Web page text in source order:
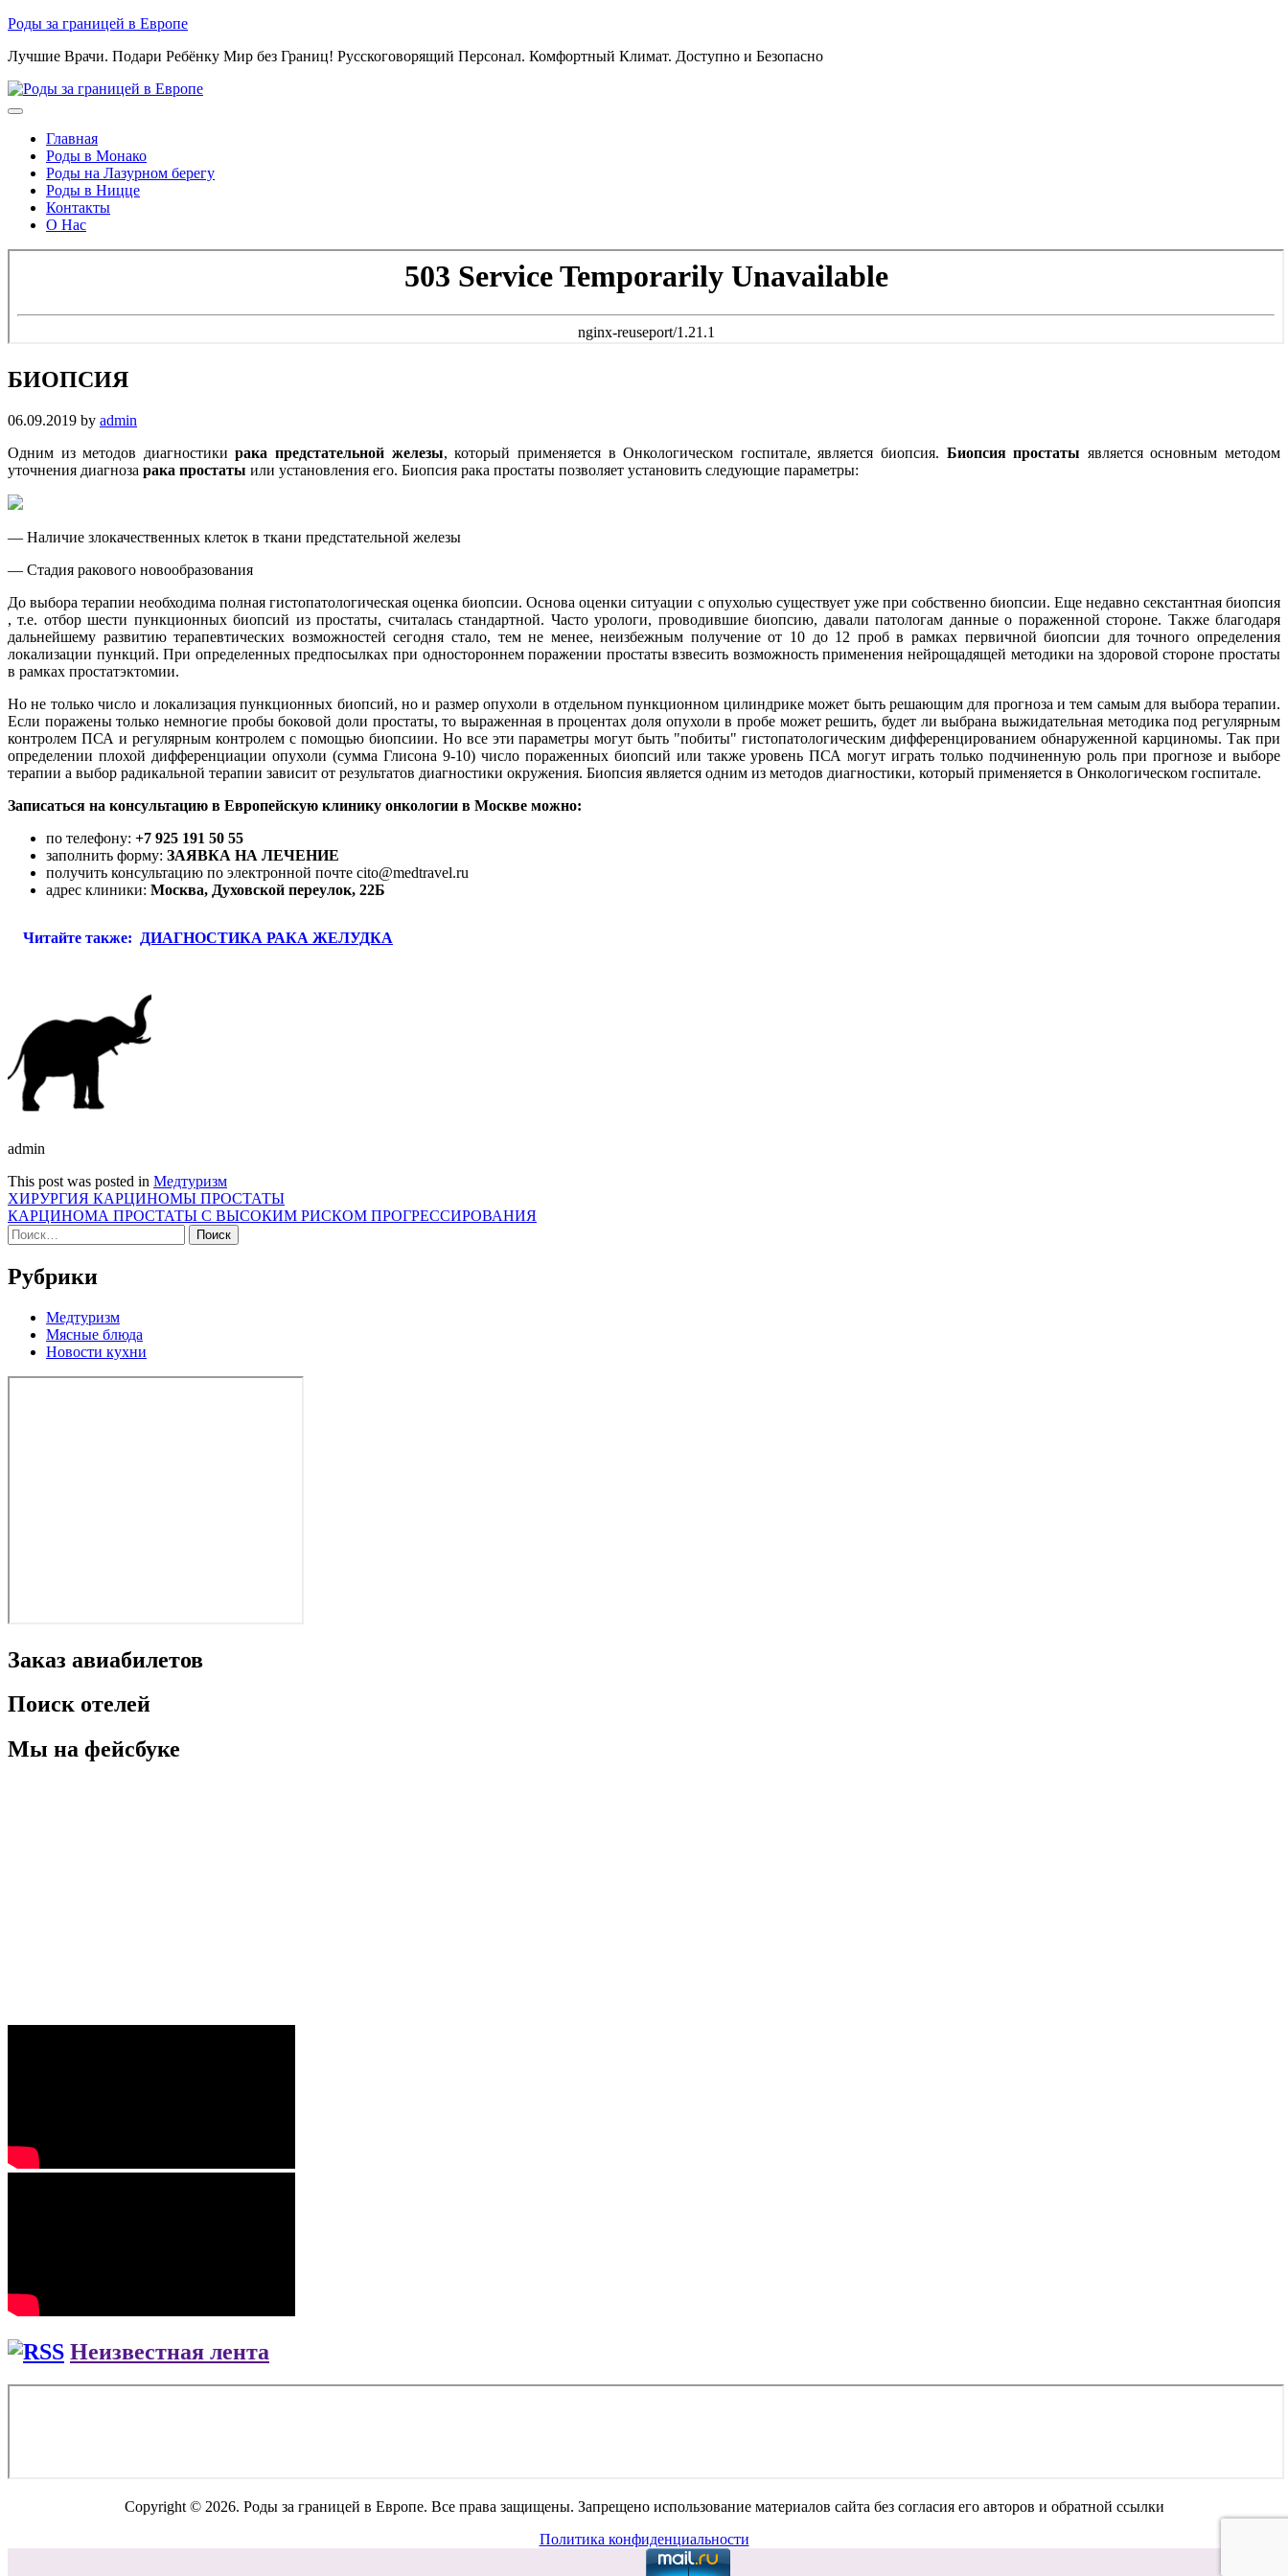
Skip
content
Роды за границей в Европе
Лучшие Врачи. Подари Ребёнку Мир без Границ! Русскоговорящий Персонал. Комфортный Климат. Доступно и Безопасно
Главная
Роды в Монако
Роды на Лазурном берегу
Роды в Ницце
Контакты
О Нас
БИОПСИЯ
06.09.2019 by admin
Одним из методов диагностики рака предстательной железы, который применяется в Онкологическом госпитале, является биопсия. Биопсия простаты является основным методом
уточнения диагноза рака простаты или установления его. Биопсия рака простаты позволяет установить следующие параметры:
— Наличие злокачественных клеток в ткани предстательной железы
— Стадия ракового новообразования
До выбора терапии необходима полная гистопатологическая оценка биопсии. Основа оценки ситуации с опухолью существует уже при собственно биопсии. Еще недавно секстантная биопсия
, т.е. отбор шести пункционных биопсий из простаты, считалась стандартной. Часто урологи, проводившие биопсию, давали патологам данные о пораженной стороне. Также благодаря
дальнейшему развитию терапевтических возможностей сегодня стало, тем не менее, неизбежным получение от 10 до 12 проб в рамках первичной биопсии для точного определения
локализации пункций. При определенных предпосылках при одностороннем поражении простаты взвесить возможность применения нейрощадящей методики на здоровой стороне простаты
в рамках простатэктомии.
Но не только число и локализация пункционных биопсий, но и размер опухоли в отдельном пункционном цилиндрике может быть решающим для прогноза и тем самым для выбора терапии.
Если поражены только немногие пробы боковой доли простаты, то выраженная в процентах доля опухоли в пробе может решить, будет ли выбрана выжидательная методика под регулярным
контролем ПСА и регулярным контролем с помощью биопсиии. Но все эти параметры могут быть "побиты" гистопатологическим дифференцированием обнаруженной карциномы. Так при
определении плохой дифференциации опухоли (сумма Глисона 9-10) число пораженных биопсий или также уровень ПСА могут играть только подчиненную роль при прогнозе и выборе
терапии а выбор радикальной терапии зависит от результатов диагностики окружения. Биопсия является одним из методов диагностики, который применяется в Онкологическом госпитале.
Записаться на консультацию в Европейскую клинику онкологии в Москве можно:
по телефону: +7 925 191 50 55
заполнить форму: ЗАЯВКА НА ЛЕЧЕНИЕ
получить консультацию по электронной почте cito@medtravel.ru
адрес клиники: Москва, Духовской переулок, 22Б
Читайте также: ДИАГНОСТИКА РАКА ЖЕЛУДКА
admin
This post was posted in Медтуризм
Навигация
по
записям
ХИРУРГИЯ КАРЦИНОМЫ ПРОСТАТЫ
КАРЦИНОМА ПРОСТАТЫ С ВЫСОКИМ РИСКОМ ПРОГРЕССИРОВАНИЯ
Найти:
Рубрики
Медтуризм
Мясные блюда
Новости кухни
Заказ авиабилетов
Поиск отелей
Мы на фейсбуке
Неизвестная лента
Copyright © 2026. Роды за границей в Европе. Все права защищены. Запрещено использование материалов сайта без согласия его авторов и обратной ссылки
Политика конфиденциальности